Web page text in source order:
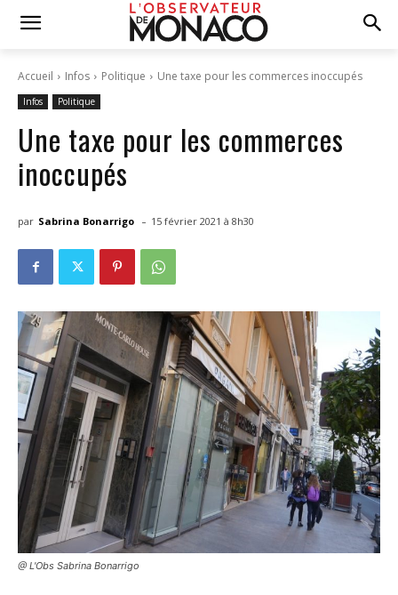
Accueil Infos Politique Une taxe pour les commerces inoccupés
Infos Politique
Une taxe pour les commerces
inoccupés
par Sabrina Bonarrigo - 15 février 2021 à 8h30
@ L'Obs Sabrina Bonarrigo